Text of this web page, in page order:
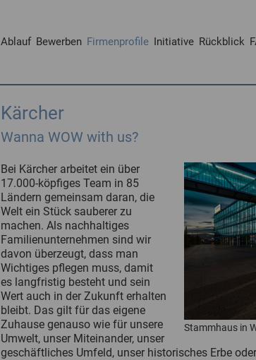
Ablauf Bewerben Firmenprofile Initiative Rückblick
Kärcher
Wanna WOW with us?
Stammhaus in
Bei Kärcher arbeitet ein über
17.000-köpfiges Team in 85
Ländern gemeinsam daran, die
Welt ein Stück sauberer zu
machen. Als nachhaltiges
Familienunternehmen sind wir
davon überzeugt, dass man
Wichtiges pflegen muss, damit
es langfristig besteht und sein
Wert auch in der Zukunft erhalten
bleibt. Das gilt für das eigene
Zuhause genauso wie für unsere
Umwelt, unser Miteinander, unser
geschäftliches Umfeld, unser historisches Erbe